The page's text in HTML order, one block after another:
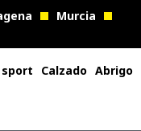
Murcia
sport Calzado Abrigo